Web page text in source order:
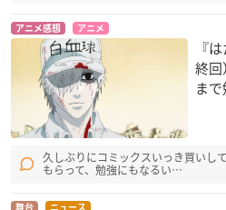
アニメ感想 アニメ
『
終
ま
久しぶりにコミックスいっき買いし
もらって、勉強にもなるい…
舞台 ニュース